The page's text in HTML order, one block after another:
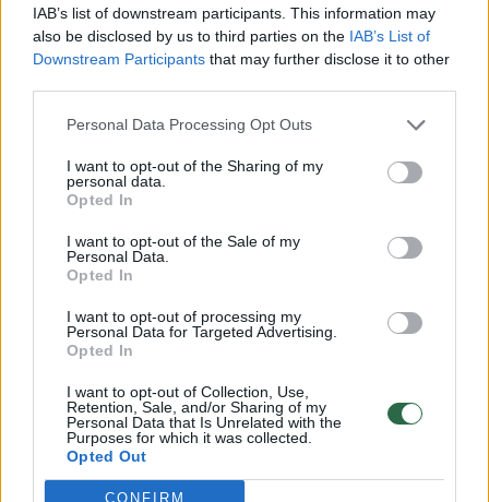
IAB’s list of downstream participants. This information may
also be disclosed by us to third parties on the IAB’s List of
Downstream Participants that may further disclose it to other
Personal Data Processing Opt Outs
I want to opt-out of the Sharing of my
personal data.
Opted In
I want to opt-out of the Sale of my
Personal Data.
Opted In
I want to opt-out of processing my
Personal Data for Targeted Advertising.
Opted In
I want to opt-out of Collection, Use,
Retention, Sale, and/or Sharing of my
Personal Data that Is Unrelated with the
Purposes for which it was collected.
Opted Out
CONFIRM
Susiję straipsniai
Po Vilniaus „Žalgirio“
prezidento A. Tapino žinutė
(1)
skriejo